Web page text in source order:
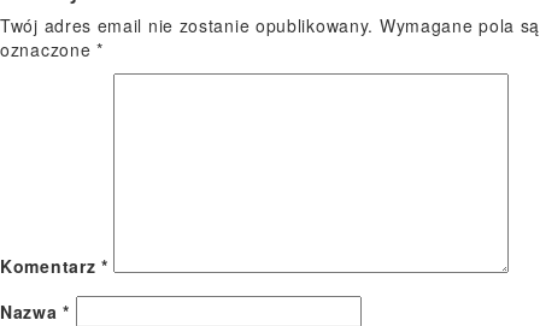
Twój adres email nie zostanie opublikowany. Wymagane pola są
oznaczone *
Komentarz *
Nazwa*